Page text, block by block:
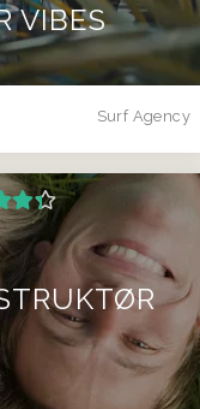
VIBES
Surf Agency